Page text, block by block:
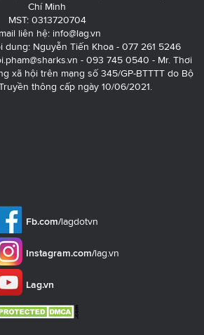
Chí Minh
MST: 0313720704
liên hệ: info@lag.vn
dung: Nguyễn Tiến Khoa - 077 261 5246
- 093 745 0540 - Mr. Thơi
xã hội trên mạng số 345/GP-BTTTT do Bộ
thông cấp ngày 10/06/2021.
Fb.com/lagdotvn
Instagram.com/lag.vn
Lag.vn